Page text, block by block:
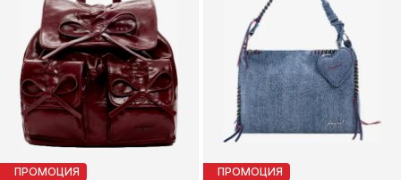
ПРОМОЦИЯ ПРОМОЦИЯ